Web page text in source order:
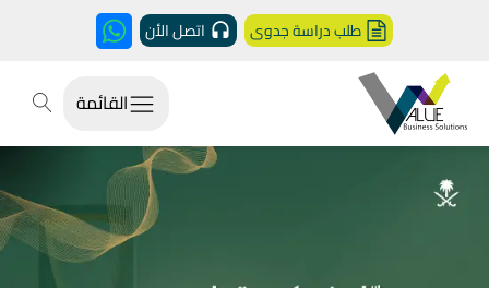
طلب دراسة جدوى اتصل الأن
القائمة